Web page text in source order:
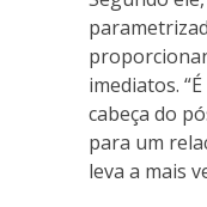
imediatos.
cabeça do
para um
leva a mais